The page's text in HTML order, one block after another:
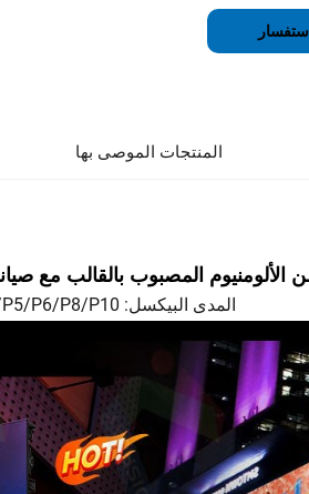
استفسار
المنتجات الموصى بها
المدى البيكسل: P2.5/P3/P3.076/P4/P5/P6/P8/P10